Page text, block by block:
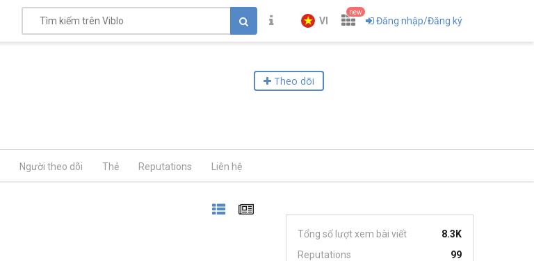
VI
new
Đăng nhập/Đăng ký
Theo dõi
Người theo dõi Thẻ Reputations Liên hệ
Tổng số lượt xem bài viết
8.3K
Reputations
99